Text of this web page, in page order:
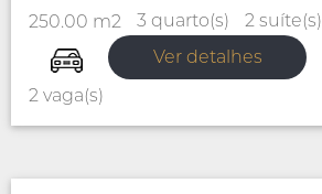
250.00 m2 3 quarto(s) 2 suíte(s)
2 vaga(s)
Ver detalhes